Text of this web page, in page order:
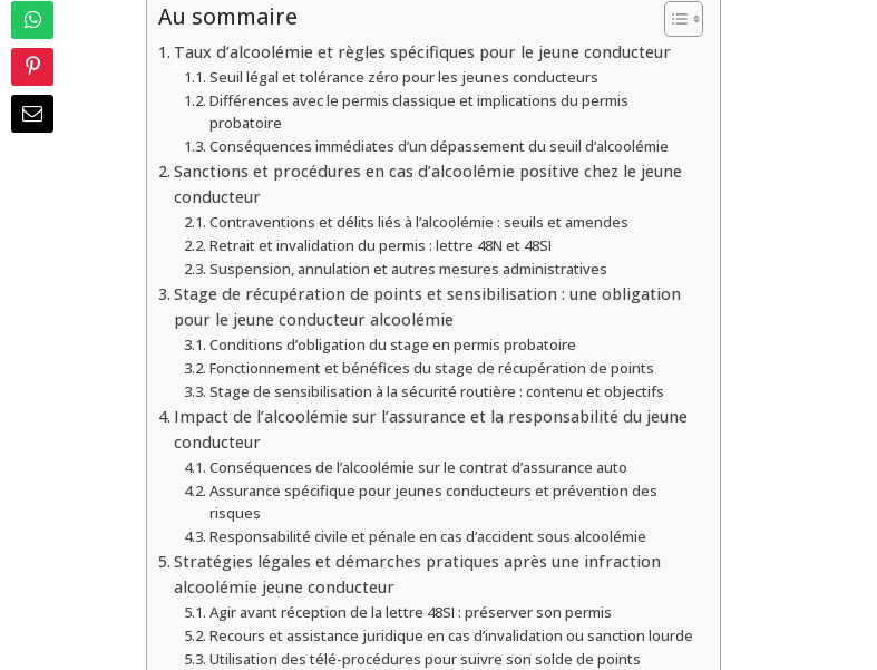
Au sommaire
Taux d’alcoolémie et règles spécifiques pour le jeune conducteur
Seuil légal et tolérance zéro pour les jeunes conducteurs
Différences avec le permis classique et implications du permis
probatoire
Conséquences immédiates d’un dépassement du seuil d’alcoolémie
Sanctions et procédures en cas d’alcoolémie positive chez le jeune
conducteur
Contraventions et délits liés à l’alcoolémie : seuils et amendes
Retrait et invalidation du permis : lettre 48N et 48SI
Suspension, annulation et autres mesures administratives
Stage de récupération de points et sensibilisation : une obligation
pour le jeune conducteur alcoolémie
Conditions d’obligation du stage en permis probatoire
Fonctionnement et bénéfices du stage de récupération de points
Stage de sensibilisation à la sécurité routière : contenu et objectifs
Impact de l’alcoolémie sur l’assurance et la responsabilité du jeune
conducteur
Conséquences de l’alcoolémie sur le contrat d’assurance auto
Assurance spécifique pour jeunes conducteurs et prévention des
risques
Responsabilité civile et pénale en cas d’accident sous alcoolémie
Stratégies légales et démarches pratiques après une infraction
alcoolémie jeune conducteur
Agir avant réception de la lettre 48SI : préserver son permis
Recours et assistance juridique en cas d’invalidation ou sanction lourde
Utilisation des télé-procédures pour suivre son solde de points